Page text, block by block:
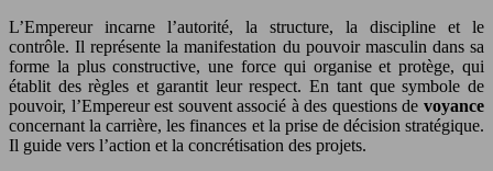
L’Empereur incarne l’autorité, la structure, la discipline et le
contrôle. Il représente la manifestation du pouvoir masculin dans sa
forme la plus constructive, une force qui organise et protège, qui
établit des règles et garantit leur respect. En tant que symbole de
pouvoir, l’Empereur est souvent associé à des questions de voyance
concernant la carrière, les finances et la prise de décision stratégique.
Il guide vers l’action et la concrétisation des projets.